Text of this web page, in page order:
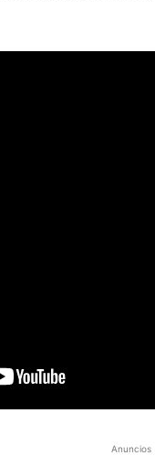
Anuncios